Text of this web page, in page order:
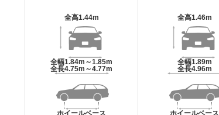
全高1.44m
全幅1.84m～1.85m
全長4.75m～4.77m
ホイールベース
全高1.46m
全幅1.89m
全長4.96m
ホイールベース